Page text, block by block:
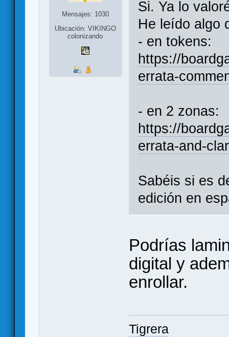
Mensajes: 1030
Ubicación: VIKINGO
colonizando
Si. Ya lo
He leído algo
- en tokens:
https://
errata-
- en 2 zonas:
https://
errata-and-
Sabéis si es
edición en
Podrías
digital y
enrollar.
Tigrera